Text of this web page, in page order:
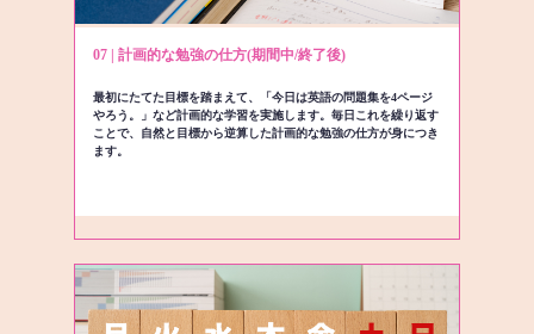
07 | 計画的な勉強の仕方(期間中/終了後)
最初にたてた目標を踏まえて、「今日は英語の問題集を4ページ
やろう。」など計画的な学習を実施します。毎日これを繰り返す
ことで、自然と目標から逆算した計画的な勉強の仕方が身につき
ます。